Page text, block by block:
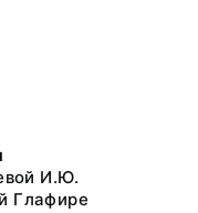
И.Ю.
Глафире